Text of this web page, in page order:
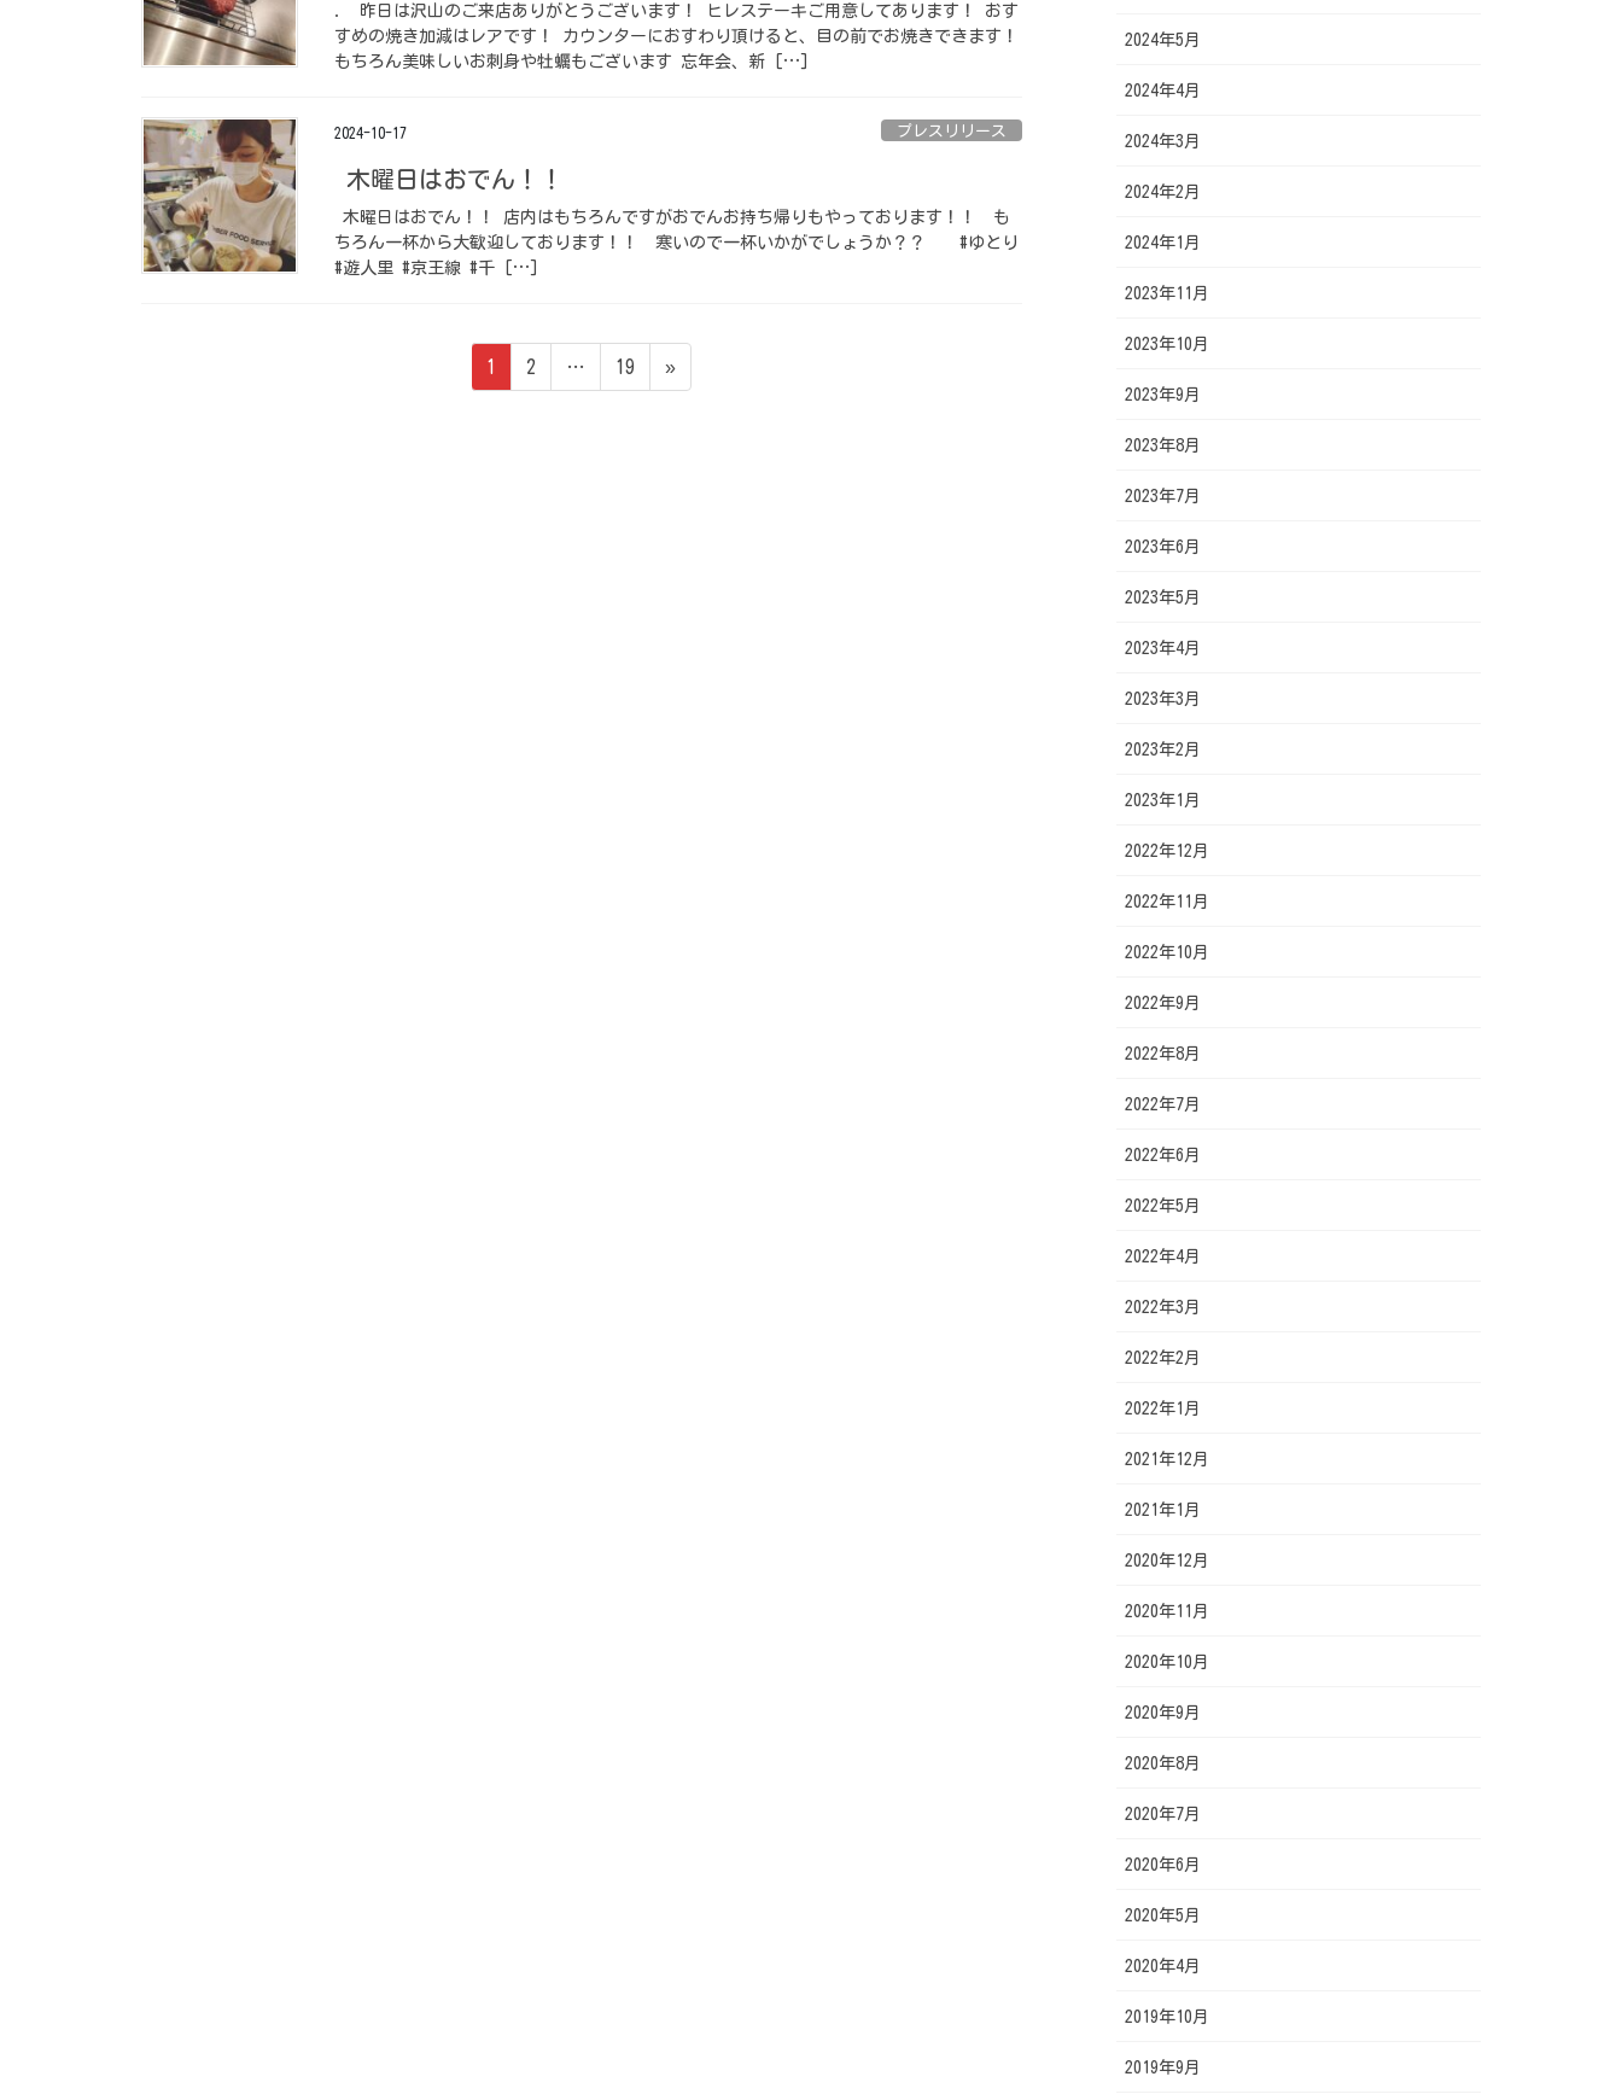
． 昨日は沢山のご来店ありがとうございます！ ヒレステーキご用意してあります！ おす
すめの焼き加減はレアです！ カウンターにおすわり頂けると、目の前でお焼きできます！
もちろん美味しいお刺身や牡蠣もございます 忘年会、新 […]
2024-10-17 プレスリリース
木曜日はおでん！！
木曜日はおでん！！ 店内はもちろんですがおでんお持ち帰りもやっております！！ も
ちろん一杯から大歓迎しております！！ 寒いので一杯いかがでしょうか？？ #ゆとり
#遊人里 #京王線 #千 […]
ペ
ー
1
ペ
ー
2 …
ペ
ー
19 »
2024年5月
2024年4月
2024年3月
2024年2月
2024年1月
2023年11月
2023年10月
2023年9月
2023年8月
2023年7月
2023年6月
2023年5月
2023年4月
2023年3月
2023年2月
2023年1月
2022年12月
2022年11月
2022年10月
2022年9月
2022年8月
2022年7月
2022年6月
2022年5月
2022年4月
2022年3月
2022年2月
2022年1月
2021年12月
2021年1月
2020年12月
2020年11月
2020年10月
2020年9月
2020年8月
2020年7月
2020年6月
2020年5月
2020年4月
2019年10月
2019年9月